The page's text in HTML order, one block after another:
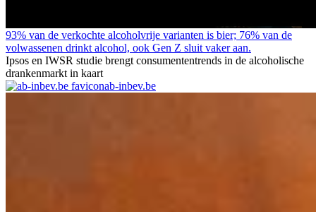
93% van de verkochte alcoholvrije varianten is bier; 76% van de
volwassenen drinkt alcohol, ook Gen Z sluit vaker aan.
Ipsos en IWSR studie brengt consumententrends in de alcoholische
drankenmarkt in kaart
ab-inbev.be